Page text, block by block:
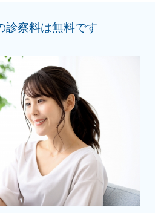
診察料は無料です